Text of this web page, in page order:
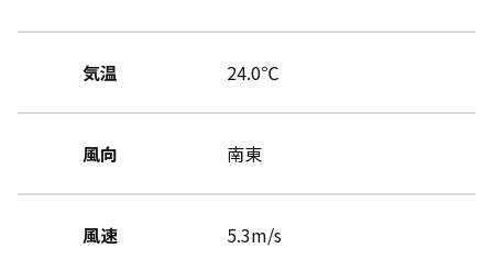
気温 24.0℃
風向 南東
風速 5.3m/s